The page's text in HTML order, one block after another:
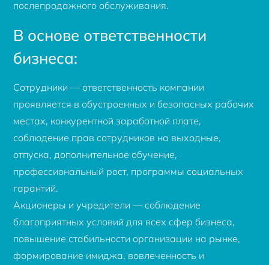
послепродажного обслуживания.
В основе ответственности
бизнеса:
Сотрудники — ответственность компании
проявляется в обустроенных и безопасных рабочих
местах, конкурентной заработной плате,
соблюдение прав сотрудников на выходные,
отпуска, дополнительное обучение,
профессиональный рост, программы социальных
гарантий.
Акционеры и учредители — соблюдение
благоприятных условий для всех сфер бизнеса,
повышение стабильности организации на рынке,
формирование имиджа, вовлеченность и